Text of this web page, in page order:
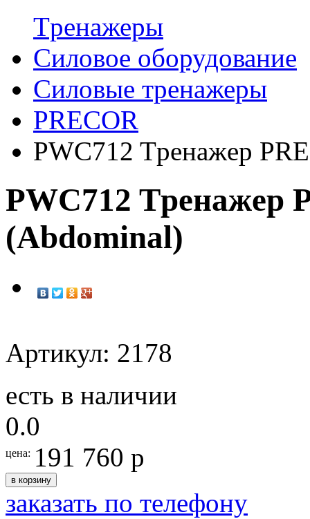
Tренажеры
Силовое оборудование
Силовые тренажеры
PRECOR
PWC712 Tpeнaжep
PWC712 Tpeнaжep
(Abdominal)
Артикул: 2178
есть в наличии
0.0
цена: 191 760 р
в корзину
заказать по телефону